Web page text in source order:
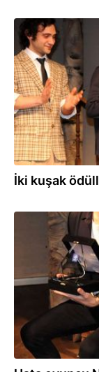
09.03.2020
İki kuşak
09.03.2020